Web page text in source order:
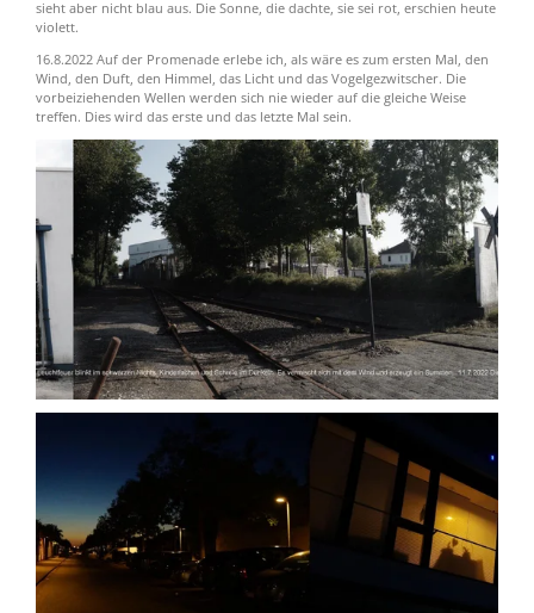
sieht aber nicht blau aus. Die Sonne, die dachte, sie sei rot, erschien heute
violett.
16.8.2022 Auf der Promenade erlebe ich, als wäre es zum ersten Mal, den
Wind, den Duft, den Himmel, das Licht und das Vogelgezwitscher. Die
vorbeiziehenden Wellen werden sich nie wieder auf die gleiche Weise
treffen. Dies wird das erste und das letzte Mal sein.